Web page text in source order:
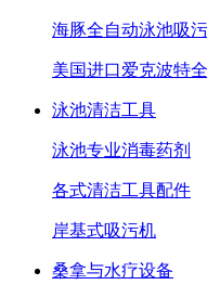
海豚全自动泳池吸
美国进口爱克波特
泳池清洁工具
泳池专业消毒药剂
各式清洁工具配件
岸基式吸污机
桑拿与水疗设备